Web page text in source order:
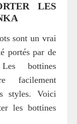
LES
sont un vrai
portés par de
bottines
facilement
styles. Voici
les bottines